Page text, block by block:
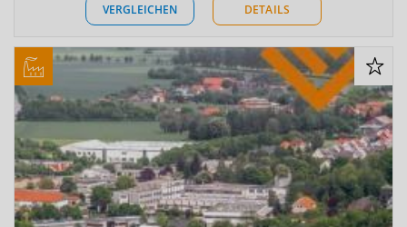
VERGLEICHEN DETAILS